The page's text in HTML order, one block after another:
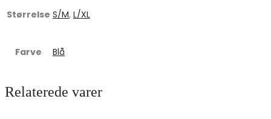
Størrelse S/M, L/XL
Farve Blå
Relaterede varer